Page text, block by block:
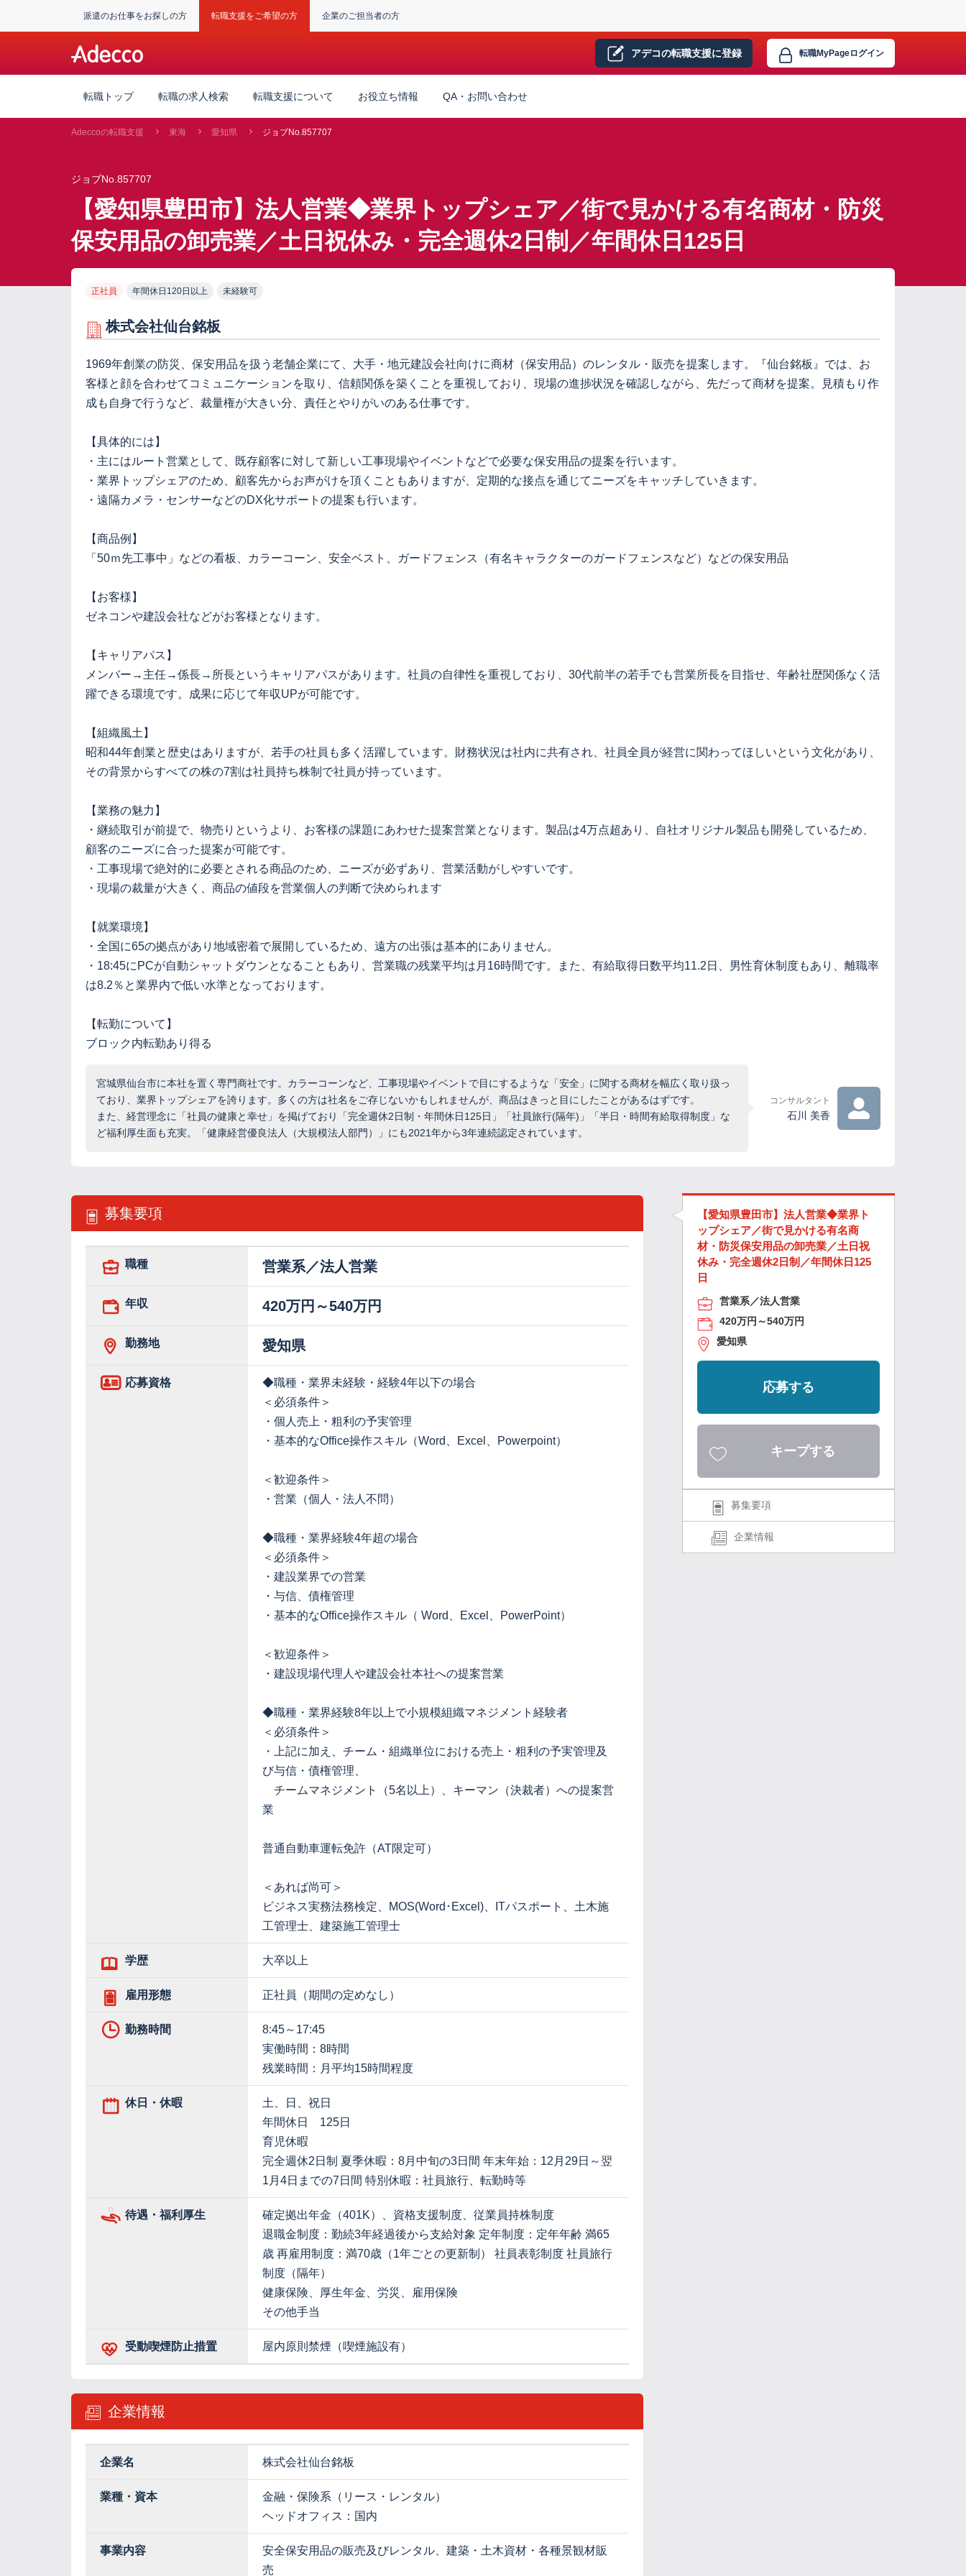
派遣のお仕事をお探しの方 転職支援をご希望の方 企業のご担当者の方
アデコの転職支援に登録 転職MyPageログイン
転職トップ 転職の求人検索 転職支援について お役立ち情報 QA・お問い合わせ
Adeccoの転職支援 東海 愛知県 ジョブNo.857707
ジョブNo.857707
【愛知県豊田市】法人営業◆業界トップシェア／街で見かける有名商材・防災
保安用品の卸売業／土日祝休み・完全週休2日制／年間休日125日
正社員 年間休日120日以上 未経験可
株式会社仙台銘板
1969年創業の防災、保安用品を扱う老舗企業にて、大手・地元建設会社向けに商材（保安用品）のレンタル・販売を提案します。『仙台銘板』では、お
客様と顔を合わせてコミュニケーションを取り、信頼関係を築くことを重視しており、現場の進捗状況を確認しながら、先だって商材を提案。見積もり作
成も自身で行うなど、裁量権が大きい分、責任とやりがいのある仕事です。
【具体的には】
・主にはルート営業として、既存顧客に対して新しい工事現場やイベントなどで必要な保安用品の提案を行います。
・業界トップシェアのため、顧客先からお声がけを頂くこともありますが、定期的な接点を通じてニーズをキャッチしていきます。
・遠隔カメラ・センサーなどのDX化サポートの提案も行います。
【商品例】
「50ｍ先工事中」などの看板、カラーコーン、安全ベスト、ガードフェンス（有名キャラクターのガードフェンスなど）などの保安用品
【お客様】
ゼネコンや建設会社などがお客様となります。
【キャリアパス】
メンバー→主任→係長→所長というキャリアパスがあります。社員の自律性を重視しており、30代前半の若手でも営業所長を目指せ、年齢社歴関係なく活
躍できる環境です。成果に応じて年収UPが可能です。
【組織風土】
昭和44年創業と歴史はありますが、若手の社員も多く活躍しています。財務状況は社内に共有され、社員全員が経営に関わってほしいという文化があり、
その背景からすべての株の7割は社員持ち株制で社員が持っています。
【業務の魅力】
・継続取引が前提で、物売りというより、お客様の課題にあわせた提案営業となります。製品は4万点超あり、自社オリジナル製品も開発しているため、
顧客のニーズに合った提案が可能です。
・工事現場で絶対的に必要とされる商品のため、ニーズが必ずあり、営業活動がしやすいです。
・現場の裁量が大きく、商品の値段を営業個人の判断で決められます
【就業環境】
・全国に65の拠点があり地域密着で展開しているため、遠方の出張は基本的にありません。
・18:45にPCが自動シャットダウンとなることもあり、営業職の残業平均は月16時間です。また、有給取得日数平均11.2日、男性育休制度もあり、離職率
は8.2％と業界内で低い水準となっております。
【転勤について】
ブロック内転勤あり得る
宮城県仙台市に本社を置く専門商社です。カラーコーンなど、工事現場やイベントで目にするような「安全」に関する商材を幅広く取り扱っ
ており、業界トップシェアを誇ります。多くの方は社名をご存じないかもしれませんが、商品はきっと目にしたことがあるはずです。
また、経営理念に「社員の健康と幸せ」を掲げており「完全週休2日制・年間休日125日」「社員旅行(隔年)」「半日・時間有給取得制度」な
ど福利厚生面も充実。「健康経営優良法人（大規模法人部門）」にも2021年から3年連続認定されています。
コンサルタント
石川 美香
募集要項
職種 営業系／法人営業
年収 420万円～540万円
勤務地 愛知県
応募資格
◆職種・業界未経験・経験4年以下の場合
＜必須条件＞
・個人売上・粗利の予実管理
・基本的なOffice操作スキル（Word、Excel、Powerpoint）
＜歓迎条件＞
・営業（個人・法人不問）
◆職種・業界経験4年超の場合
＜必須条件＞
・建設業界での営業
・与信、債権管理
・基本的なOffice操作スキル（ Word、Excel、PowerPoint）
＜歓迎条件＞
・建設現場代理人や建設会社本社への提案営業
◆職種・業界経験8年以上で小規模組織マネジメント経験者
＜必須条件＞
・上記に加え、チーム・組織単位における売上・粗利の予実管理及
び与信・債権管理、
チームマネジメント（5名以上）、キーマン（決裁者）への提案営
業
普通自動車運転免許（AT限定可）
＜あれば尚可＞
ビジネス実務法務検定、MOS(Word･Excel)、ITパスポート、土木施
工管理士、建築施工管理士
学歴 大卒以上
雇用形態 正社員（期間の定めなし）
勤務時間
8:45～17:45
実働時間：8時間
残業時間：月平均15時間程度
休日・休暇
土、日、祝日
年間休日 125日
育児休暇
完全週休2日制 夏季休暇：8月中旬の3日間 年末年始：12月29日～翌
1月4日までの7日間 特別休暇：社員旅行、転勤時等
待遇・福利厚生
確定拠出年金（401K）、資格支援制度、従業員持株制度
退職金制度：勤続3年経過後から支給対象 定年制度：定年年齢 満65
歳 再雇用制度：満70歳（1年ごとの更新制） 社員表彰制度 社員旅行
制度（隔年）
健康保険、厚生年金、労災、雇用保険
その他手当
受動喫煙防止措置 屋内原則禁煙（喫煙施設有）
企業情報
企業名 株式会社仙台銘板
業種・資本
金融・保険系（リース・レンタル）
ヘッドオフィス：国内
事業内容
安全保安用品の販売及びレンタル、建築・土木資材・各種景観材販
売
【愛知県豊田市】法人営業◆業界ト
ップシェア／街で見かける有名商
材・防災保安用品の卸売業／土日祝
休み・完全週休2日制／年間休日125
日
営業系／法人営業
420万円～540万円
愛知県
応募する
キープする
募集要項
企業情報